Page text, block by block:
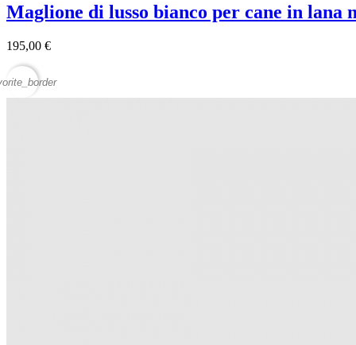
Maglione di lusso bianco per cane in
195,00 €